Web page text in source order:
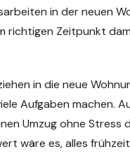
in der neuen
richtigen Zeitpunkt
in die neue
Aufgaben machen.
Umzug ohne Stress
wäre es, alles